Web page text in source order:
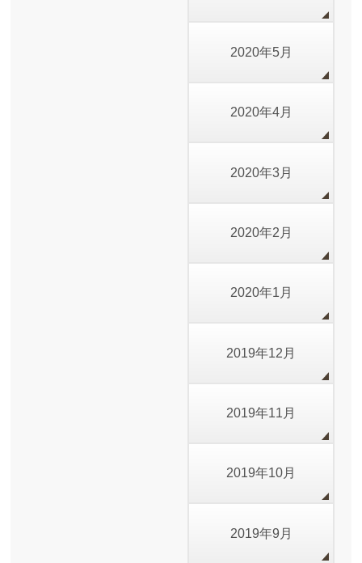
2020年5月
2020年4月
2020年3月
2020年2月
2020年1月
2019年12月
2019年11月
2019年10月
2019年9月